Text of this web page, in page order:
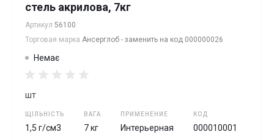
стель акрилова, 7кг
Артикул 56100
Торговая марка Ансерглоб - заменить на код 000000026
Немає
шт
ЩІЛЬНІСТЬ
1,5 г/см3
ВАГА
7 кг
ПРИМЕНЕНИЕ
Интерьерная
КОД
000010001